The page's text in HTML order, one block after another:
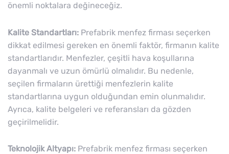
önemli noktalara değineceğiz.
Kalite Standartları: Prefabrik menfez firması seçerken
dikkat edilmesi gereken en önemli faktör, firmanın kalite
standartlarıdır. Menfezler, çeşitli hava koşullarına
dayanmalı ve uzun ömürlü olmalıdır. Bu nedenle,
seçilen firmaların ürettiği menfezlerin kalite
standartlarına uygun olduğundan emin olunmalıdır.
Ayrıca, kalite belgeleri ve referansları da gözden
geçirilmelidir.
Teknolojik Altyapı: Prefabrik menfez firması seçerken